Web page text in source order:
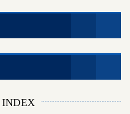
INDEX